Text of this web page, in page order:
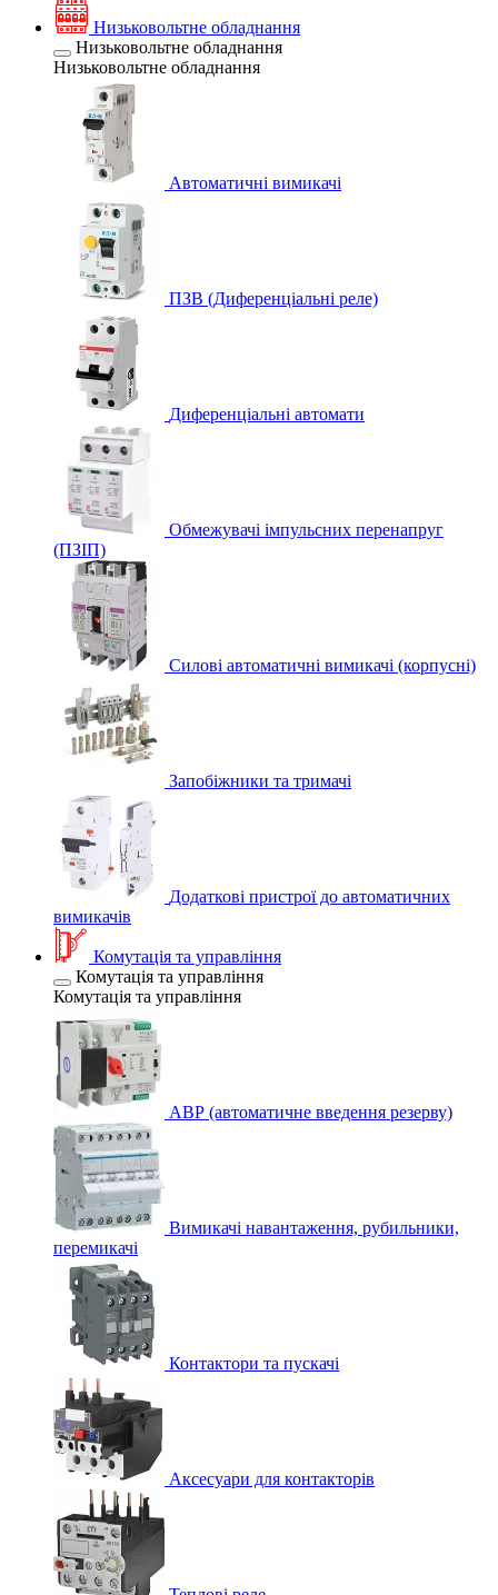
Низьковольтне обладнання
Низьковольтне обладнання
Низьковольтне обладнання
Автоматичні вимикачі
ПЗВ (Диференціальні реле)
Диференціальні автомати
Обмежувачі імпульсних перенапруг
(ПЗІП)
Силові автоматичні вимикачі (корпусні)
Запобіжники та тримачі
Додаткові пристрої до автоматичних
вимикачів
Комутація та управління
Комутація та управління
Комутація та управління
АВР (автоматичне введення резерву)
Вимикачі навантаження, рубильники,
перемикачі
Контактори та пускачі
Аксесуари для контакторів